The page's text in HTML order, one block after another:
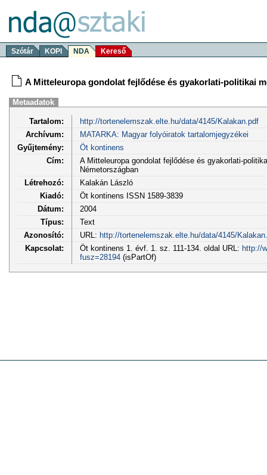
Szótár KOPI NDA Kereső
A Mitteleuropa gondolat fejlődése és gyakorlati-politikai
Metaadatok
Tartalom:
http://tortenelemszak.elte.hu/data/4145/Kalakan.pdf
Archívum:
MATARKA: Magyar folyóiratok tartalomjegyzékei
Gyűjtemény:
Öt kontinens
Cím:
A Mitteleuropa gondolat fejlődése és gyakorlati-
Németországban
Létrehozó:
Kalakán László
Kiadó:
Öt kontinens ISSN 1589-3839
Dátum:
2004
Típus:
Text
Azonosító:
URL: http://tortenelemszak.elte.hu/data/4145/
Kapcsolat:
Öt kontinens 1. évf. 1. sz. 111-134. oldal URL: http://
fusz=28194(isPartOf)